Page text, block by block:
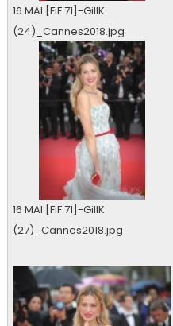
16 MAI [FiF 71]-GillK
(24)_Cannes2018.jpg
16 MAI [FiF 71]-GillK
(27)_Cannes2018.jpg